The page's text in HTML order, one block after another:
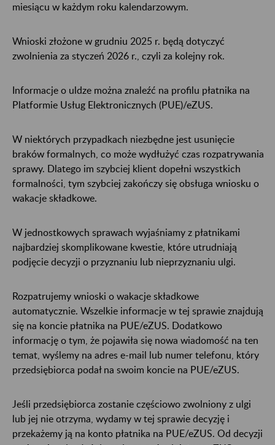
miesiącu w każdym roku kalendarzowym.
Wnioski złożone w grudniu 2025 r. będą dotyczyć
zwolnienia za styczeń 2026 r., czyli za kolejny rok.
Informacje o uldze można znaleźć na profilu płatnika na
Platformie Usług Elektronicznych (PUE)/eZUS.
W niektórych przypadkach niezbędne jest usunięcie
braków formalnych, co może wydłużyć czas rozpatrywania
sprawy. Dlatego im szybciej klient dopełni wszystkich
formalności, tym szybciej zakończy się obsługa wniosku o
wakacje składkowe.
W jednostkowych sprawach wyjaśniamy z płatnikami
najbardziej skomplikowane kwestie, które utrudniają
podjęcie decyzji o przyznaniu lub nieprzyznaniu ulgi.
Rozpatrujemy wnioski o wakacje składkowe
automatycznie. Wszelkie informacje w tej sprawie znajdują
się na koncie płatnika na PUE/eZUS. Dodatkowo
informację o tym, że pojawiła się nowa wiadomość na ten
temat, wyślemy na adres e-mail lub numer telefonu, który
przedsiębiorca podał na swoim koncie na PUE/eZUS.
Jeśli przedsiębiorca zostanie częściowo zwolniony z ulgi
lub jej nie otrzyma, wydamy w tej sprawie decyzję i
przekażemy ją na konto płatnika na PUE/eZUS. Od decyzji